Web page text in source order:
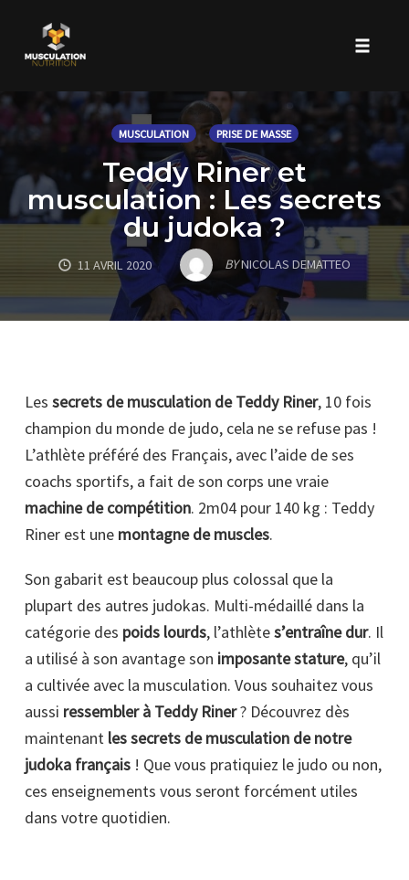
Skip
MUSCULATION PRISE DE MASSE
Teddy Riner et
musculation : Les secrets
du judoka ?
11 AVRIL 2020 BYNICOLAS DEMATTEO
Les secrets de musculation de Teddy Riner, 10 fois
champion du monde de judo, cela ne se refuse pas !
L’athlète préféré des Français, avec l’aide de ses
coachs sportifs, a fait de son corps une vraie
machine de compétition. 2m04 pour 140 kg : Teddy
Riner est une montagne de muscles.
Son gabarit est beaucoup plus colossal que la
plupart des autres judokas. Multi-médaillé dans la
catégorie des poids lourds, l’athlètes’entraîne dur. Il
a utilisé à son avantage son imposante stature, qu’il
a cultivée avec la musculation. Vous souhaitez vous
aussi ressembler à Teddy Riner? Découvrez dès
maintenant les secrets de musculation de notre
judoka français ! Que vous pratiquiez le judo ou non,
ces enseignements vous seront forcément utiles
dans votre quotidien.